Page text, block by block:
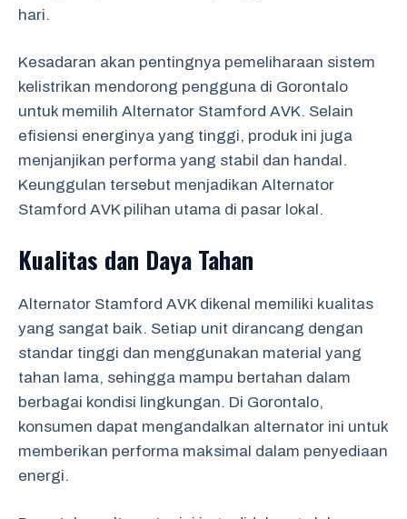
hari.
Kesadaran akan pentingnya pemeliharaan sistem
kelistrikan mendorong pengguna di Gorontalo
untuk memilih Alternator Stamford AVK. Selain
efisiensi energinya yang tinggi, produk ini juga
menjanjikan performa yang stabil dan handal.
Keunggulan tersebut menjadikan Alternator
Stamford AVK pilihan utama di pasar lokal.
Kualitas dan Daya Tahan
Alternator Stamford AVK dikenal memiliki kualitas
yang sangat baik. Setiap unit dirancang dengan
standar tinggi dan menggunakan material yang
tahan lama, sehingga mampu bertahan dalam
berbagai kondisi lingkungan. Di Gorontalo,
konsumen dapat mengandalkan alternator ini untuk
memberikan performa maksimal dalam penyediaan
energi.